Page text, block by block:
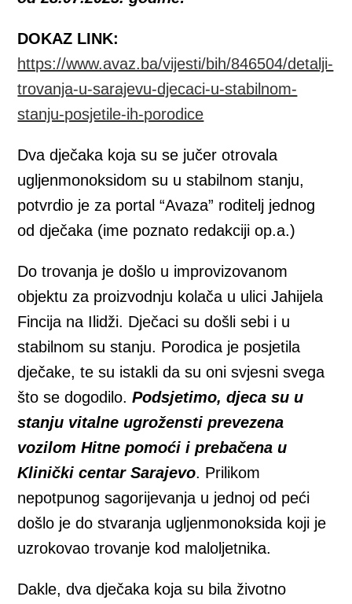
DOKAZ LINK:
https://www.avaz.ba/vijesti/bih/846504/detalji-
trovanja-u-sarajevu-djecaci-u-stabilnom-
stanju-posjetile-ih-porodice
Dva dječaka koja su se jučer otrovala
ugljenmonoksidom su u stabilnom stanju,
potvrdio je za portal “Avaza” roditelj jednog
od dječaka (ime poznato redakciji op.a.)
Do trovanja je došlo u improvizovanom
objektu za proizvodnju kolača u ulici Jahijela
Fincija na Ilidži. Dječaci su došli sebi i u
stabilnom su stanju. Porodica je posjetila
dječake, te su istakli da su oni svjesni svega
što se dogodilo.Podsjetimo, djeca su u
stanju vitalne ugrožensti prevezena
vozilom Hitne pomoći i prebačena u
Klinički centar Sarajevo. Prilikom
nepotpunog sagorijevanja u jednoj od peći
došlo je do stvaranja ugljenmonoksida koji je
uzrokovao trovanje kod maloljetnika.
Dakle, dva dječaka koja su bila životno